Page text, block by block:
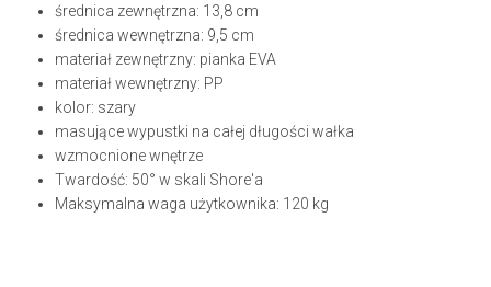
średnica zewnętrzna: 13,8 cm
średnica wewnętrzna: 9,5 cm
materiał zewnętrzny: pianka EVA
materiał wewnętrzny: PP
kolor: szary
masujące wypustki na całej długości wałka
wzmocnione wnętrze
Twardość: 50° w skali Shore'a
Maksymalna waga użytkownika: 120 kg